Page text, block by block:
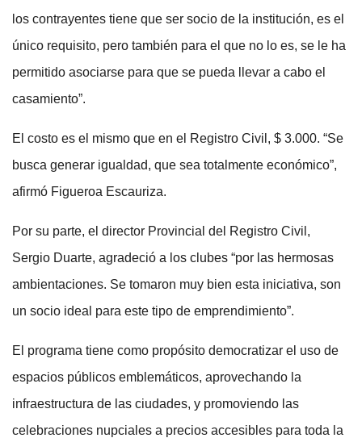
los contrayentes tiene que ser socio de la institución, es el
único requisito, pero también para el que no lo es, se le ha
permitido asociarse para que se pueda llevar a cabo el
casamiento”.
El costo es el mismo que en el Registro Civil, $ 3.000. “Se
busca generar igualdad, que sea totalmente económico”,
afirmó Figueroa Escauriza.
Por su parte, el director Provincial del Registro Civil,
Sergio Duarte, agradeció a los clubes “por las hermosas
ambientaciones. Se tomaron muy bien esta iniciativa, son
un socio ideal para este tipo de emprendimiento”.
El programa tiene como propósito democratizar el uso de
espacios públicos emblemáticos, aprovechando la
infraestructura de las ciudades, y promoviendo las
celebraciones nupciales a precios accesibles para toda la